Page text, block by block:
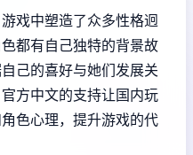
戏中塑造了众多性格迥
都有自己独特的背景故
己的喜好与她们发展关
方中文的支持让国内玩
色心理，提升游戏的代